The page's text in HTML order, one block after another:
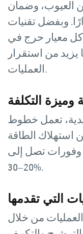
العيوب، وضمان
وبفضل تقنيات
كل معيار حرج في
من استقرار
العمليات.
وميزة التكلفة
تعمل خطوط
استهلاك الطاقة
وفورات تصل إلى
20–30%.
من خلال